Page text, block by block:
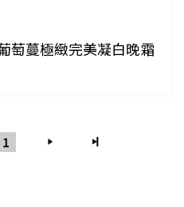
萄蔓極緻完美凝白晚霜
1